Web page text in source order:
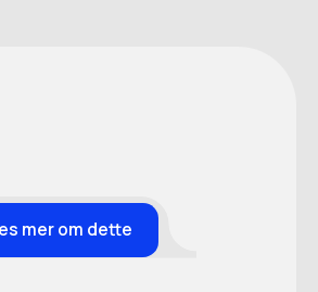
mer om dette